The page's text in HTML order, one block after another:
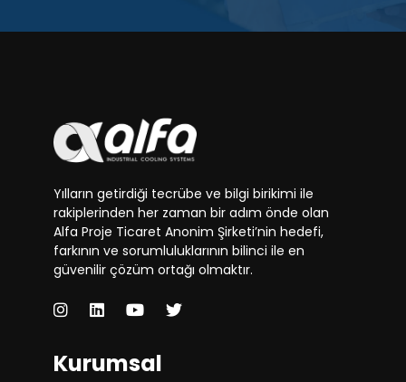
Yılların getirdiği tecrübe ve bilgi birikimi ile
rakiplerinden her zaman bir adım önde olan
Alfa Proje Ticaret Anonim Şirketi’nin hedefi,
farkının ve sorumluluklarının bilinci ile en
güvenilir çözüm ortağı olmaktır.
Kurumsal